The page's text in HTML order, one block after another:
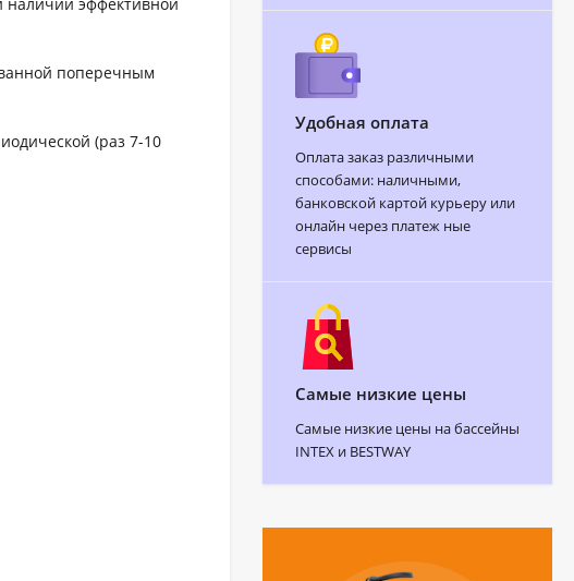
поперечным
(раз 7-10
Удобная оплата
Оплата заказ различными
способами: наличными,
банковской картой курьеру или
онлайн через платеж ные
сервисы
Самые низкие цены
Самые низкие цены на бассейны
INTEX и BESTWAY